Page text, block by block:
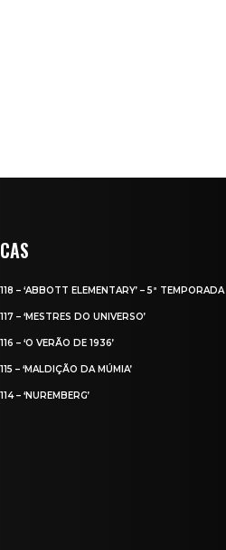
– ‘ABBOTT ELEMENTARY’ – 5ª TEMPORADA
– ‘MESTRES DO UNIVERSO’
– ‘O VERÃO DE 1936’
– ‘MALDIÇÃO DA MÚMIA’
– ‘NUREMBERG’